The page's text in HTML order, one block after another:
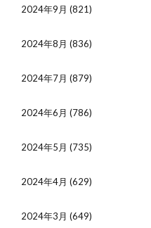
2024年9月 (821)
2024年8月 (836)
2024年7月 (879)
2024年6月 (786)
2024年5月 (735)
2024年4月 (629)
2024年3月 (649)